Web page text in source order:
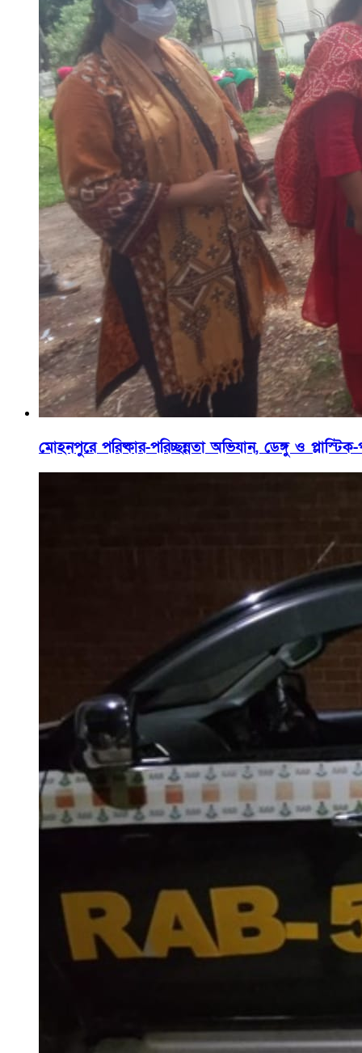
মোহনপুরে পরিষ্কার-পরিচ্ছন্নতা অভিযান, ডেঙ্গু ও